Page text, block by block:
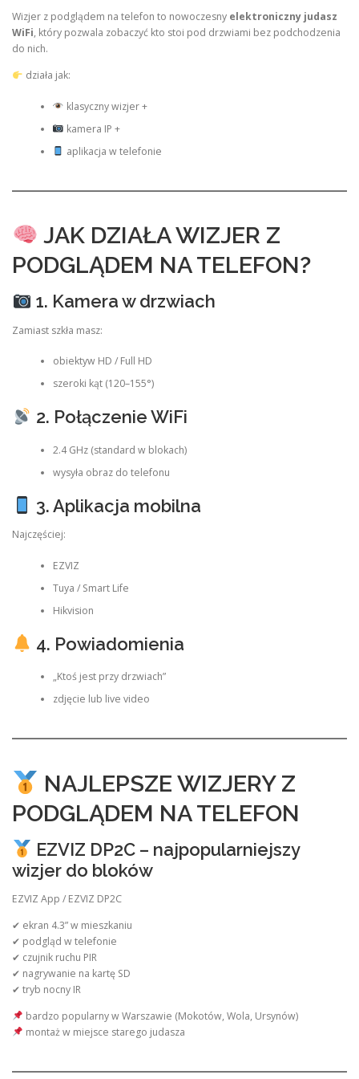
Wizjer z podglądem na telefon to nowoczesny elektroniczny judasz
WiFi, który pozwala zobaczyć kto stoi pod drzwiami bez podchodzenia
do nich.
działa jak:
klasyczny wizjer +
kamera IP +
aplikacja w telefonie
JAK DZIAŁA WIZJER Z
PODGLĄDEM NA TELEFON?
1. Kamera w drzwiach
Zamiast szkła masz:
obiektyw HD / Full HD
szeroki kąt (120–155°)
2. Połączenie WiFi
2.4 GHz (standard w blokach)
wysyła obraz do telefonu
3. Aplikacja mobilna
Najczęściej:
EZVIZ
Tuya / Smart Life
Hikvision
4. Powiadomienia
„Ktoś jest przy drzwiach”
zdjęcie lub live video
NAJLEPSZE WIZJERY Z
PODGLĄDEM NA TELEFON
EZVIZ DP2C – najpopularniejszy
wizjer do bloków
EZVIZ App / EZVIZ DP2C
✔ ekran 4.3” w mieszkaniu
✔ podgląd w telefonie
✔ czujnik ruchu PIR
✔ nagrywanie na kartę SD
✔ tryb nocny IR
bardzo popularny w Warszawie (Mokotów, Wola, Ursynów)
montaż w miejsce starego judasza